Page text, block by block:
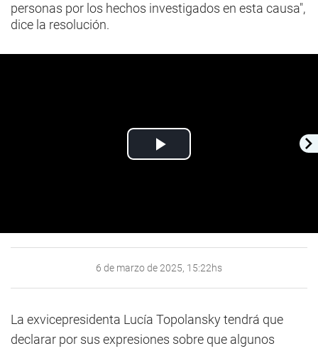
personas por los hechos investigados en esta causa",
dice la resolución.
Play
6 de marzo de 2025, 15:22hs
La exvicepresidenta Lucía Topolansky tendrá que
declarar por sus expresiones sobre que algunos